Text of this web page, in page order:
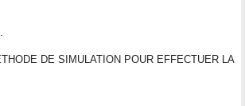
DE SIMULATION POUR EFFECTUER LA